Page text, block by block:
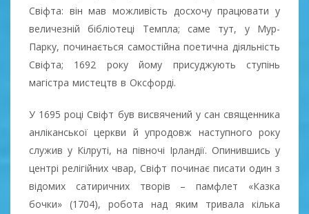
Свіфта: він мав можливість досхочу працювати у
величезній бібліотеці Темпла; саме тут, у Мур-
Парку, починається самостійна поетична діяльність
Свіфта; 1692 року йому присуджують ступінь
магістра мистецтв в Оксфорді.
У 1695 році Свіфт був висвячений у сан священника
анліканської церкви й упродовж наступного року
служив у Кілруті, на півночі Ірландії. Опинившись у
центрі релігійних чвар, Свіфт починає писати один з
відомих сатиричних творів – памфлет «Казка
бочки» (1704), робота над яким тривала кілька